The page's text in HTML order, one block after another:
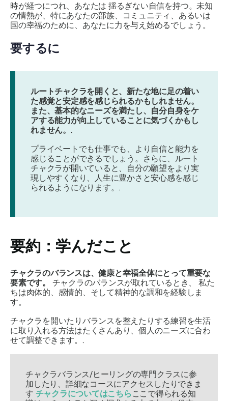
時が経つにつれ、あなたは 揺るぎない自信を持つ。未知
の情熱が、特にあなたの部族、コミュニティ、あるいは
国の幸福のために、あなたに力を与え始めるでしょう。
要するに
ルートチャクラを開くと、新たな地に足の着い
た感覚と安定感を感じられるかもしれません。
また、基本的なニーズを満たし、自分自身をケ
アする能力が向上していることに気づくかもし
れません。.
プライベートでも仕事でも、より自信と能力を
感じることができるでしょう。さらに、ルート
チャクラが開いていると、自分の願望をより実
現しやすくなり、人生に豊かさと安心感を感じ
られるようになります。.
要約：学んだこと
チャクラのバランスは、健康と幸福全体にとって重要な
要素です。
チャクラのバランスが取れているとき、私た
ちは肉体的、感情的、そして精神的な調和を経験しま
す。
チャクラを開いたりバランスを整えたりする練習を生活
に取り入れる方法はたくさんあり、個人のニーズに合わ
せて調整できます。.
チャクラバランス/ヒーリングの専門クラスに参
加したり、詳細なコースにアクセスしたりできま
す チャクラについてはこちら ここで得られる知